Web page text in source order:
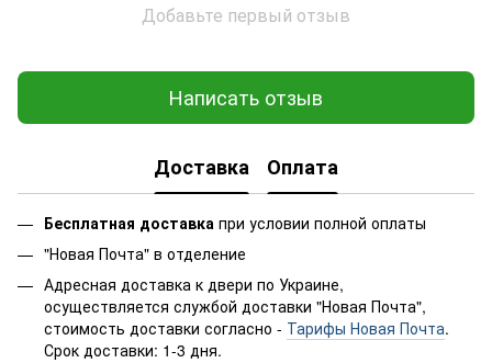
Добавьте первый отзыв
Написать отзыв
Доставка Оплата
Бесплатная доставка при условии полной оплаты
"Новая Почта" в отделение
Адресная доставка к двери по Украине,
осуществляется службой доставки "Новая Почта",
стоимость доставки согласно - Тарифы Новая Почта.
Срок доставки: 1-3 дня.